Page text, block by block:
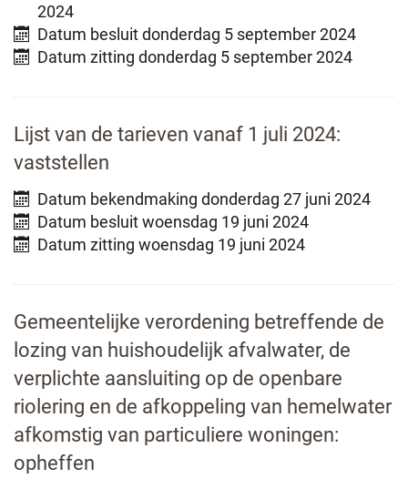
2024
Datum besluitdonderdag 5 september 2024
Datum zitting donderdag 5 september 2024
Lijst van de tarieven vanaf 1 juli 2024:
vaststellen
Datum bekendmaking donderdag 27 juni 2024
Datum besluitwoensdag 19 juni 2024
Datum zitting woensdag 19 juni 2024
Gemeentelijke verordening betreffende de
lozing van huishoudelijk afvalwater, de
verplichte aansluiting op de openbare
riolering en de afkoppeling van hemelwater
afkomstig van particuliere woningen:
opheffen